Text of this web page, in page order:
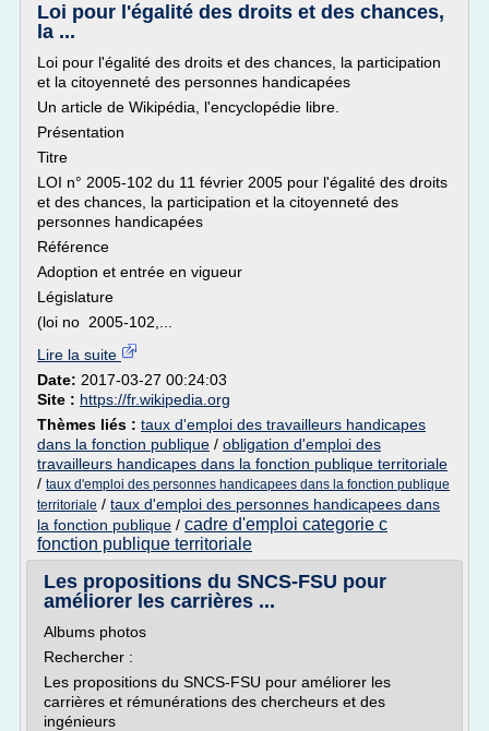
Loi pour l'égalité des droits et des chances,
la ...
Loi pour l'égalité des droits et des chances, la participation
et la citoyenneté des personnes handicapées
Un article de Wikipédia, l'encyclopédie libre.
Présentation
Titre
LOI n° 2005-102 du 11 février 2005 pour l'égalité des droits
et des chances, la participation et la citoyenneté des
personnes handicapées
Référence
Adoption et entrée en vigueur
Législature
(loi no 2005-102,...
Lire la suite
Date: 2017-03-27 00:24:03
Site : https://fr.wikipedia.org
Thèmes liés : taux d'emploi des travailleurs handicapes
dans la fonction publique / obligation d'emploi des
travailleurs handicapes dans la fonction publique territoriale
/ taux d'emploi des personnes handicapees dans la fonction publique
territoriale / taux d'emploi des personnes handicapees dans
la fonction publique / cadre d'emploi categorie c
fonction publique territoriale
Les propositions du SNCS-FSU pour
améliorer les carrières ...
Albums photos
Rechercher :
Les propositions du SNCS-FSU pour améliorer les
carrières et rémunérations des chercheurs et des
ingénieurs